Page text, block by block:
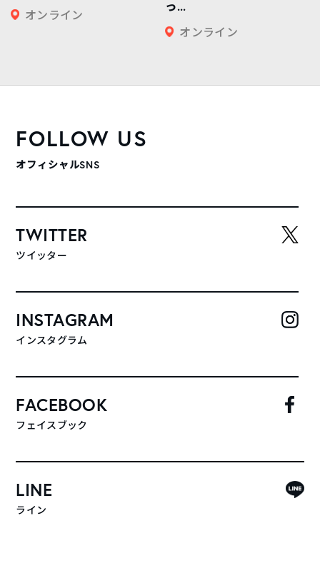
オンライン
っ...
オンライン
FOLLOW US
オフィシャルSNS
TWITTER
ツイッター
INSTAGRAM
インスタグラム
FACEBOOK
フェイスブック
LINE
ライン